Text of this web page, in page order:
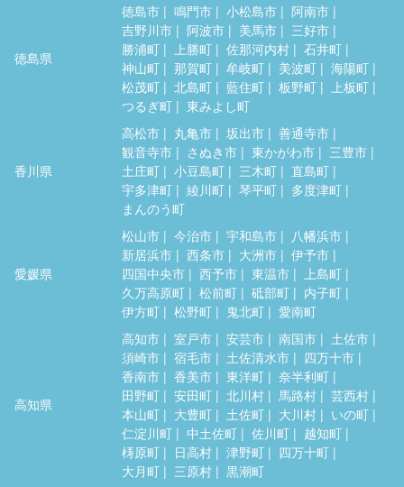
徳島県
徳島市 鳴門市 小松島市
阿南市
吉野川市
阿波市 美馬市
三好市
勝浦町
上勝町 佐那河内村
石井町
神山町
那賀町 牟岐町 美波町
海陽町
松茂町
北島町 藍住町 板野町
上板町
つるぎ町
東みよし町
香川県
高松市 丸亀市 坂出市
善通寺市
観音寺市
さぬき市 東かがわ市
三豊市
土庄町
小豆島町 三木町
直島町
宇多津町
綾川町 琴平町
多度津町
まんのう町
愛媛県
松山市 今治市 宇和島市
八幡浜市
新居浜市
西条市 大洲市
伊予市
四国中央市
西予市 東温市
上島町
久万高原町
松前町 砥部町
内子町
伊方町
松野町 鬼北町 愛南町
高知県
高知市 室戸市 安芸市 南国市
土佐市
須崎市
宿毛市 土佐清水市
四万十市
香南市
香美市 東洋町
奈半利町
田野町
安田町 北川村 馬路村
芸西村
本山町
大豊町 土佐町 大川村
いの町
仁淀川町
中土佐町 佐川町
越知町
梼原町
日高村 津野町
四万十町
大月町
三原村 黒潮町